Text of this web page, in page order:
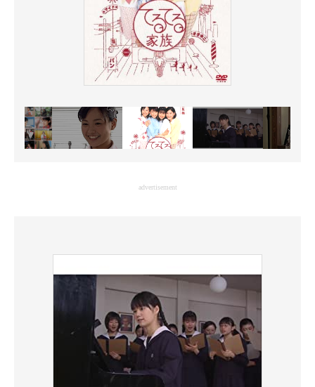
advertisement